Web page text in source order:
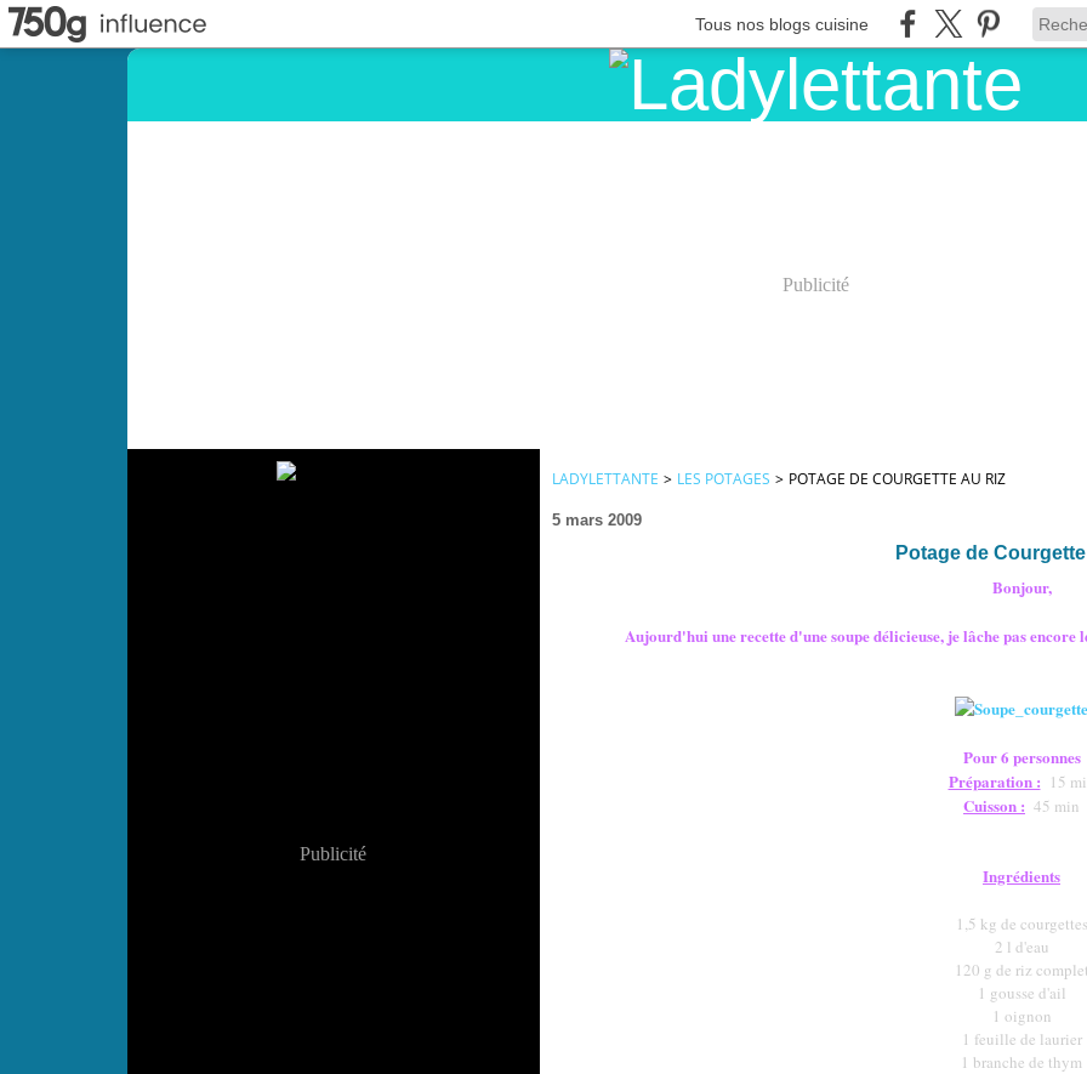
Tous nos blogs cuisine
Publicité
Publicité
LADYLETTANTE > LES POTAGES > POTAGE DE COURGETTE AU RIZ
5 mars 2009
Potage de
Bonjour,
Aujourd'hui une recette d'une soupe délicieuse, je lâche pas
Pour 6 personnes
Préparation : 15
Cuisson : 45 min
Ingrédients
1,5 kg de courgettes
2 l d'eau
120 g de riz complet
1 gousse d'ail
1 oignon
1 feuille de laurier
1 branche de thym